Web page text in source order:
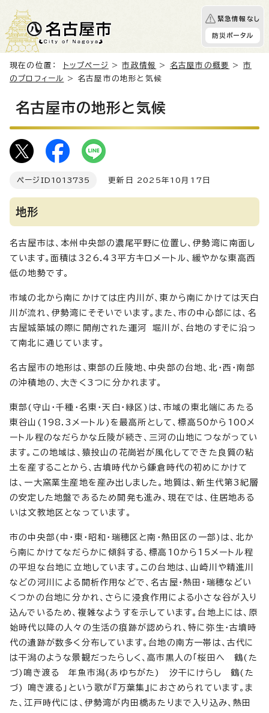
緊急情報なし
防災ポータル
現在の位置： トップページ >市政情報 > 名古屋市の概要 > 市
のプロフィール
> 名古屋市の地形と気候
名古屋市の地形と気候
ページID 1013735 更新日 2025年10月17日
地形
名古屋市は、本州中央部の濃尾平野に位置し、伊勢湾に南面し
ています。面積は326.43平方キロメートル、緩やかな東高西
低の地勢です。
市域の北から南にかけては庄内川が、東から南にかけては天白
川が流れ、伊勢湾にそそいでいます。また、市の中心部には、名
古屋城築城の際に開削された運河 堀川が、台地のすそに沿っ
て南北に通じています。
名古屋市の地形は、東部の丘陵地、中央部の台地、北・西・南部
の沖積地の、大きく3つに分かれます。
東部(守山・千種・名東・天白・緑区)は、市域の東北端にあたる
東谷山(198.3メートル)を最高所として、標高50から100メ
ートル程のなだらかな丘陵が続き、三河の山地につながってい
ます。この地域は、猿投山の花崗岩が風化してできた良質の粘
土を産することから、古墳時代から鎌倉時代の初めにかけて
は、一大窯業生産地を産み出しました。地質は、新生代第3紀層
の安定した地盤であるため開発も進み、現在では、住居地ある
いは文教地区となっています。
市の中央部(中・東・昭和・瑞穂区と南・熱田区の一部)は、北か
ら南にかけてなだらかに傾斜する、標高10から15メートル程
の平坦な台地に立地しています。この台地は、山崎川や精進川
などの河川による開析作用などで、名古屋・熱田・瑞穂などい
くつかの台地に分かれ、さらに浸食作用による小さな谷が入り
込んでいるため、複雑なようすを示しています。台地上には、原
始時代以降の人々の生活の痕跡が認められ、特に弥生・古墳時
代の遺跡が数多く分布しています。台地の南方一帯は、古代に
は干潟のような景観だったらしく、高市黒人の「桜田へ 鶴(た
づ)鳴き渡る 年魚市潟(あゆちがた) 汐干にけらし 鶴(た
づ) 鳴き渡る」という歌が『万葉集』におさめられています。ま
た、江戸時代には、伊勢湾が内田橋あたりまで入り込み、熱田